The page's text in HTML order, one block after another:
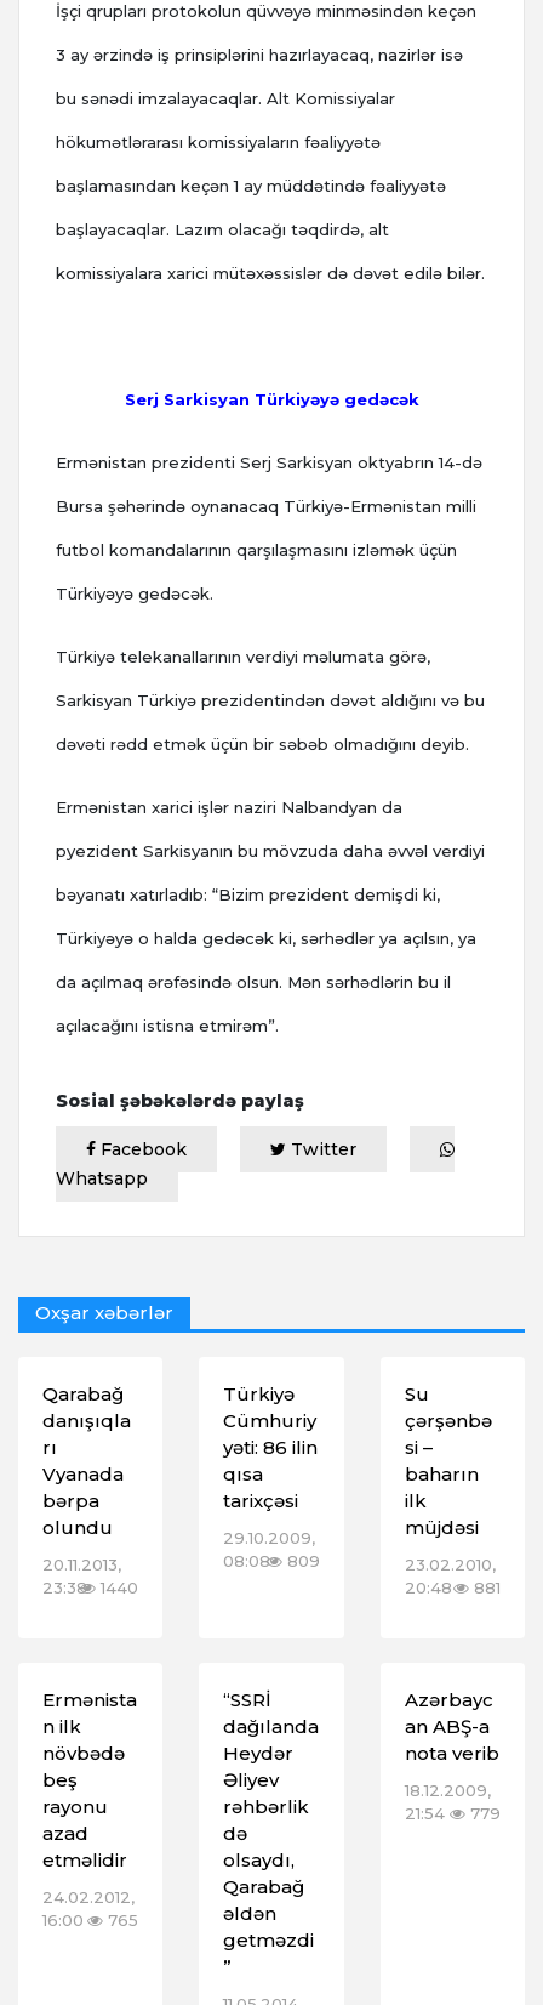
İşçi qrupları protokolun qüvvəyə minməsindən keçən
3 ay ərzində iş prinsiplərini hazırlayacaq, nazirlər isə
bu sənədi imzalayacaqlar. Alt Komissiyalar
hökumətlərarası komissiyaların fəaliyyətə
başlamasından keçən 1 ay müddətində fəaliyyətə
başlayacaqlar. Lazım olacağı təqdirdə, alt
komissiyalara xarici mütəxəssislər də dəvət edilə bilər.
Serj Sarkisyan Türkiyəyə gedəcək
Ermənistan prezidenti Serj Sarkisyan oktyabrın 14-də
Bursa şəhərində oynanacaq Türkiyə-Ermənistan milli
futbol komandalarının qarşılaşmasını izləmək üçün
Türkiyəyə gedəcək.
Türkiyə telekanallarının verdiyi məlumata görə,
Sarkisyan Türkiyə prezidentindən dəvət aldığını və bu
dəvəti rədd etmək üçün bir səbəb olmadığını deyib.
Ermənistan xarici işlər naziri Nalbandyan da
pyezident Sarkisyanın bu mövzuda daha əvvəl verdiyi
bəyanatı xatırladıb: “Bizim prezident demişdi ki,
Türkiyəyə o halda gedəcək ki, sərhədlər ya açılsın, ya
da açılmaq ərəfəsində olsun. Mən sərhədlərin bu il
açılacağını istisna etmirəm”.
Sosial şəbəkələrdə paylaş
Facebook
Twitter
Whatsapp
Oxşar xəbərlər
Qarabağ
danışıqla
rı
Vyanada
bərpa
olundu
20.11.2013,
23:38
1440
Türkiyə
Cümhuriy
yəti: 86 ilin
qısa
tarixçəsi
29.10.2009,
08:08 809
Su
çərşənbə
si –
baharın
ilk
müjdəsi
23.02.2010,
20:48
881
Ermənista
n ilk
növbədə
beş
rayonu
azad
etməlidir
24.02.2012,
16:00
765
“SSRİ
dağılanda
Heydər
Əliyev
rəhbərlik
də
olsaydı,
Qarabağ
əldən
getməzdi
”
Azərbayc
an ABŞ-a
nota verib
18.12.2009,
21:54
779